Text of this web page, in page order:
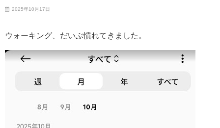
2025年10月17日
ウォーキング、だいぶ慣れてきました。